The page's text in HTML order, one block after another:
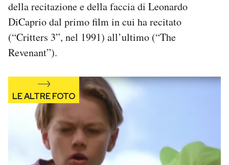
PODCAST
NEWSLETTER
SHOP
CALENDARIO
della recitazione e della faccia di Leonardo
DiCaprio dal primo film in cui ha recitato
(“Critters 3”, nel 1991) all’ultimo (“The
Revenant”).